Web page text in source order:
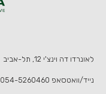
לאונרדו דה וינצ'י 12, תל-אביב
נייד/וואטסאפ 054-5260460